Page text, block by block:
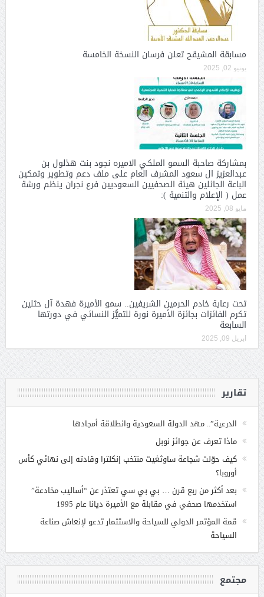
مسابقة المشيقح تعلن فرسان النسخة الخامسة
يونيو 02, 2025
بمشاركة صاحبة السمو الملكي الاميره نجود بنت هذلول بن
عبدالعزيز ال سعود المشرف العام على ملف دعم وتطوير وتمكين
الباعة الجائلين هيئة الصحفيين السعوديين فرع نجران ينظم ورشة
عمل ( الإعلام والتنمية ):
مايو 08, 2025
تحت رعاية خادم الحرمين الشريفين.. سمو الأميرة فهدة آل حثلين
تكرم الفائزات بجائزة الأميرة نورة للتميُّز النسائي في دورتها
السابعة
أبريل 09, 2025
تقارير
الدرعية”.. مهد الدولة السعودية وانطلاقة أمجادها
ماذا تعرف عن جوائز نوبل
كيف حوّلت شجاعة ساوثغيت منتخب إنكلترا وقادته إلى نهائي كأس
أوروبا؟
بعد أكثر من ربع قرن … بي بي سي تعتذر عن “أساليب مخادعة”
استخدمها صحفي في مقابلة مع الأميرة ديانا عام 1995
قمة المؤتمر الدولي للسياحة والاستثمار تدعو لإنعاش صناعة
السياحة
مجتمع